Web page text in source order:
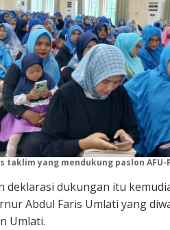
taklim yang mendukung paslon AFU-
deklarasi dukungan itu
Abdul Faris Umlati yang
Umlati.